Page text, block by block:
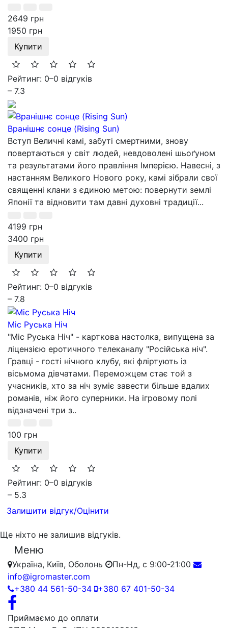
2649 грн
1950 грн
Купити
Рейтинг: 0–0 відгуків
– 7.3
Вранішнє сонце (Rising Sun)
Вступ Величні камі, забуті смертними, знову
повертаються у світ людей, невдоволені шьоґуном
та результатами його правління Імперією. Навесні, з
настанням Великого Нового року, камі зібрали свої
священні клани з єдиною метою: повернути землі
Японії та відновити там давні духовні традиції...
4199 грн
3400 грн
Купити
Рейтинг: 0–0 відгуків
– 7.8
Міс Руська Ніч
"Міс Руська Ніч" - карткова настолка, випущена за
ліцензією еротичного телеканалу "Російська ніч".
Гравці - гості нічного клубу, які фліртують із
вісьмома дівчатами. Переможцем стає той з
учасників, хто за ніч зуміє завести більше вдалих
романів, ніж його суперники. На ігровому полі
відзначені три з..
100 грн
Купити
Рейтинг: 0–0 відгуків
– 5.3
Залишити відгук/Оцінити
Ще ніхто не залишив відгуків.
Меню
Україна, Київ, Оболонь
Пн-Нд, с 9:00-21:00
info@igromaster.com
+380 44 561-50-34
+380 67 401-50-34
Приймаємо до оплати